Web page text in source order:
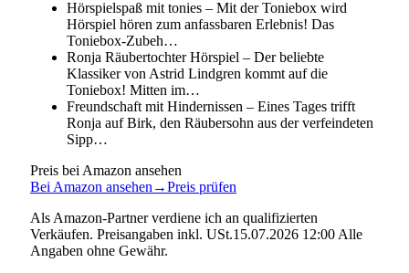
Hörspielspaß mit tonies – Mit der Toniebox wird
Hörspiel hören zum anfassbaren Erlebnis! Das
Toniebox-Zubeh…
Ronja Räubertochter Hörspiel – Der beliebte
Klassiker von Astrid Lindgren kommt auf die
Toniebox! Mitten im…
Freundschaft mit Hindernissen – Eines Tages trifft
Ronja auf Birk, den Räubersohn aus der verfeindeten
Sipp…
Preis bei Amazon ansehen
Bei Amazon ansehen →Preis prüfen
Als Amazon-Partner verdiene ich an qualifizierten
Verkäufen. Preisangaben inkl. USt.15.07.2026 12:00 Alle
Angaben ohne Gewähr.